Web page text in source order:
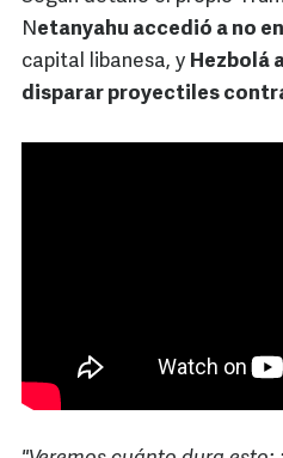
Netanyahu accedió a no
capital libanesa, y Hezbolá
disparar proyectiles